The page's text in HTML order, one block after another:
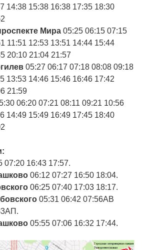
14:38 15:38 16:38 17:35 18:30
Мира 05:25 06:15 07:15
11:51 12:53 13:51 14:44 15:44
20:10 21:04 21:57
05:27 06:17 07:18 08:08 09:18
13:53 14:46 15:46 16:46 17:42
21:59
06:20 07:21 08:11 09:21 10:56
14:49 15:49 16:49 17:45 18:40
07:20 16:43 17:57.
06:12 07:27 16:50 18:04.
06:25 07:40 17:03 18:17.
05:31 06:42 07:56АВ
05:55 07:06 16:32 17:44.